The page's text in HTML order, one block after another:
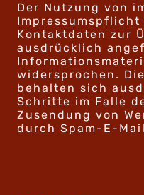
Der Nutzung von
Kontaktdaten zur
ausdrücklich
widersprochen.
behalten sich
Schritte im Falle
Zusendung von
durch Spam-E-